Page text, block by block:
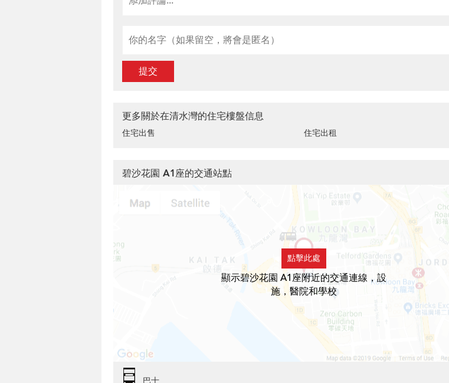
提交
更多關於在清水灣的住宅樓盤信息
住宅出售 住宅出租
碧沙花園 A1座的交通站點
點擊此處
顯示碧沙花園 A1座附近的交通連線，設
施，醫院和學校